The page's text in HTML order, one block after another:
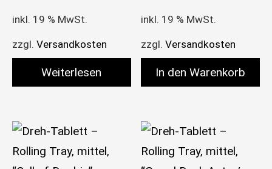
inkl. 19 % MwSt.
zzgl. Versandkosten
Weiterlesen
inkl. 19 % MwSt.
zzgl.Versandkosten
In den Warenkorb